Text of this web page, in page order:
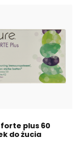
forte plus 60
do żucia